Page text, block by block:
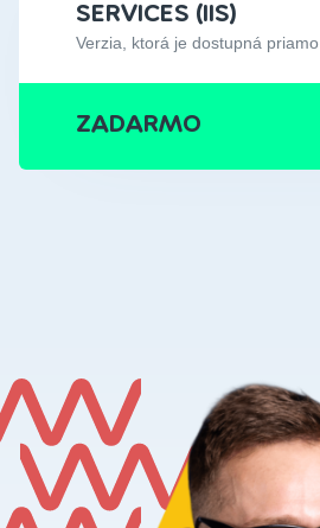
SERVICES (IIS)
Verzia, ktorá je dostupná
ZADARMO